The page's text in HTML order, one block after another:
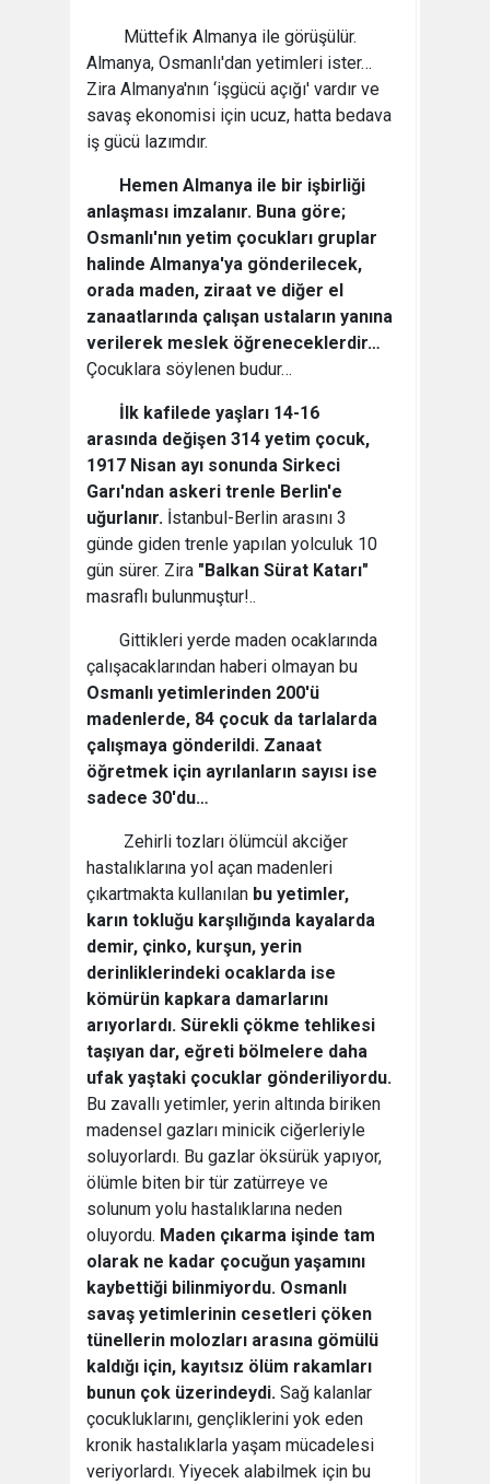
Müttefik Almanya ile görüşülür.
Almanya, Osmanlı'dan yetimleri ister…
Zira Almanya'nın ‘işgücü açığı' vardır ve
savaş ekonomisi için ucuz, hatta bedava
iş gücü lazımdır.
Hemen Almanya ile bir işbirliği
anlaşması imzalanır. Buna göre;
Osmanlı'nın yetim çocukları gruplar
halinde Almanya'ya gönderilecek,
orada maden, ziraat ve diğer el
zanaatlarında çalışan ustaların yanına
verilerek meslek öğreneceklerdir…
Çocuklara söylenen budur…
İlk kafilede yaşları 14-16
arasında değişen 314 yetim çocuk,
1917 Nisan ayı sonunda Sirkeci
Garı'ndan askeri trenle Berlin'e
uğurlanır. İstanbul-Berlin arasını 3
günde giden trenle yapılan yolculuk 10
gün sürer. Zira "Balkan Sürat Katarı"
masraflı bulunmuştur!..
Gittikleri yerde maden ocaklarında
çalışacaklarından haberi olmayan bu
Osmanlı yetimlerinden 200'ü
madenlerde, 84 çocuk da tarlalarda
çalışmaya gönderildi. Zanaat
öğretmek için ayrılanların sayısı ise
sadece 30'du…
Zehirli tozları ölümcül akciğer
hastalıklarına yol açan madenleri
çıkartmakta kullanılan bu yetimler,
karın tokluğu karşılığında kayalarda
demir, çinko, kurşun, yerin
derinliklerindeki ocaklarda ise
kömürün kapkara damarlarını
arıyorlardı. Sürekli çökme tehlikesi
taşıyan dar, eğreti bölmelere daha
ufak yaştaki çocuklar gönderiliyordu.
Bu zavallı yetimler, yerin altında biriken
madensel gazları minicik ciğerleriyle
soluyorlardı. Bu gazlar öksürük yapıyor,
ölümle biten bir tür zatürreye ve
solunum yolu hastalıklarına neden
oluyordu. Maden çıkarma işinde tam
olarak ne kadar çocuğun yaşamını
kaybettiği bilinmiyordu. Osmanlı
savaş yetimlerinin cesetleri çöken
tünellerin molozları arasına gömülü
kaldığı için, kayıtsız ölüm rakamları
bunun çok üzerindeydi. Sağ kalanlar
çocukluklarını, gençliklerini yok eden
kronik hastalıklarla yaşam mücadelesi
veriyorlardı. Yiyecek alabilmek için bu